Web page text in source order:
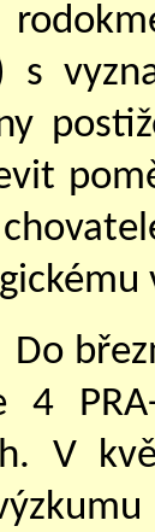
s
Do
4
V